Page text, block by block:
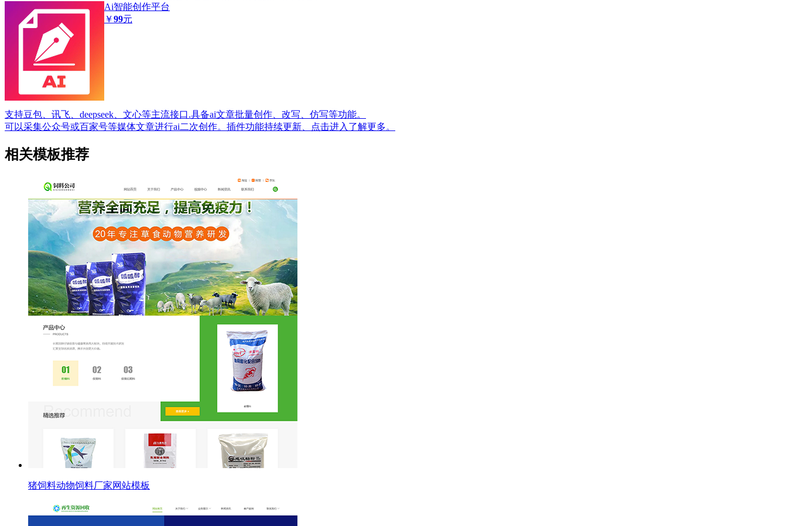
Ai智能创作平台
￥99元
支持豆包、讯飞、deepseek、文心等主流接口.具备ai文章批量创作、改写、仿写等功能。
可以采集公众号或百家号等媒体文章进行ai二次创作。插件功能持续更新、点击进入了解更多。
相关模板推荐
猪饲料动物饲料厂家网站模板